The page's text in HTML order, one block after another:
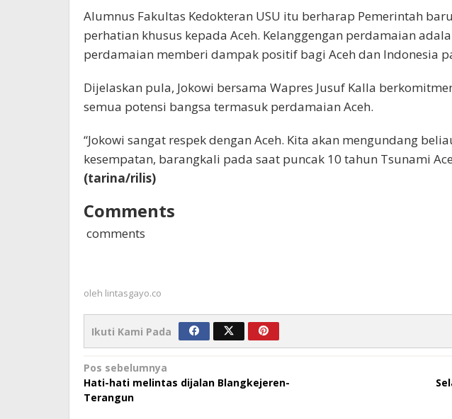
Alumnus Fakultas Kedokteran USU itu berharap Pemerintah
perhatian khusus kepada Aceh. Kelanggengan perdamaian
perdamaian memberi dampak positif bagi Aceh dan Indonesia
Dijelaskan pula, Jokowi bersama Wapres Jusuf Kalla
semua potensi bangsa termasuk perdamaian Aceh.
“Jokowi sangat respek dengan Aceh. Kita akan mengundang
kesempatan, barangkali pada saat puncak 10 tahun Tsunami
(tarina/rilis)
Comments
comments
oleh lintasgayo.co
Ikuti Kami Pada
Navigasi
pos
Pos sebelumnya
Hati-hati melintas dijalan Blangkejeren-
Terangun